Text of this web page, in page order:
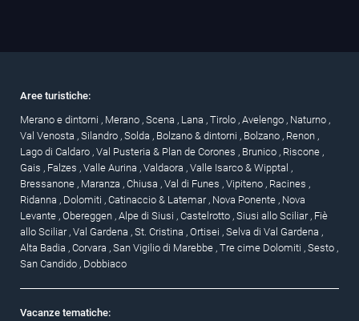
Aree turistiche:
Merano e dintorni , Merano , Scena , Lana , Tirolo , Avelengo , Naturno ,
Val Venosta , Silandro , Solda , Bolzano & dintorni , Bolzano , Renon ,
Lago di Caldaro , Val Pusteria & Plan de Corones , Brunico , Riscone ,
Gais , Falzes , Valle Aurina , Valdaora , Valle Isarco & Wipptal ,
Bressanone , Maranza , Chiusa , Val di Funes , Vipiteno , Racines ,
Ridanna , Dolomiti , Catinaccio & Latemar , Nova Ponente , Nova
Levante , Obereggen , Alpe di Siusi , Castelrotto , Siusi allo Sciliar , Fiè
allo Sciliar , Val Gardena , St. Cristina , Ortisei , Selva di Val Gardena ,
Alta Badia , Corvara , San Vigilio di Marebbe , Tre cime Dolomiti , Sesto ,
San Candido , Dobbiaco
Vacanze tematiche: